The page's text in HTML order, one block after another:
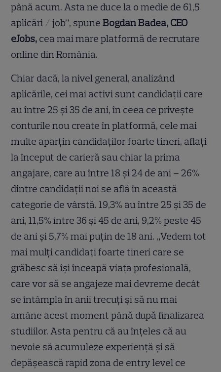
până acum. Asta ne duce la o medie de 61,5
aplicări / job”, spuneBogdan Badea, CEO
eJobs, cea mai mare platformă de recrutare
online din România.
Chiar dacă, la nivel general, analizând
aplicările, cei mai activi sunt candidații care
au între 25 și 35 de ani, în ceea ce privește
conturile nou create în platformă, cele mai
multe aparțin candidaților foarte tineri, aflați
la început de carieră sau chiar la prima
angajare, care au între 18 și 24 de ani – 26%
dintre candidații noi se află în această
categorie de vârstă. 19,3% au între 25 și 35 de
ani, 11,5% între 36 și 45 de ani, 9,2% peste 45
de ani și 5,7% mai puțin de 18 ani. „Vedem tot
mai mulți candidați foarte tineri care se
grăbesc să își înceapă viața profesională,
care vor să se angajeze mai devreme decât
se întâmpla în anii trecuți și să nu mai
amâne acest moment până după finalizarea
studiilor. Asta pentru că au înțeles că au
nevoie să acumuleze experiență și să
depășească rapid zona de entry level ce